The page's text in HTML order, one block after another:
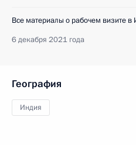
Все материалы о рабочем визите в
6 декабря 2021 года
География
Индия